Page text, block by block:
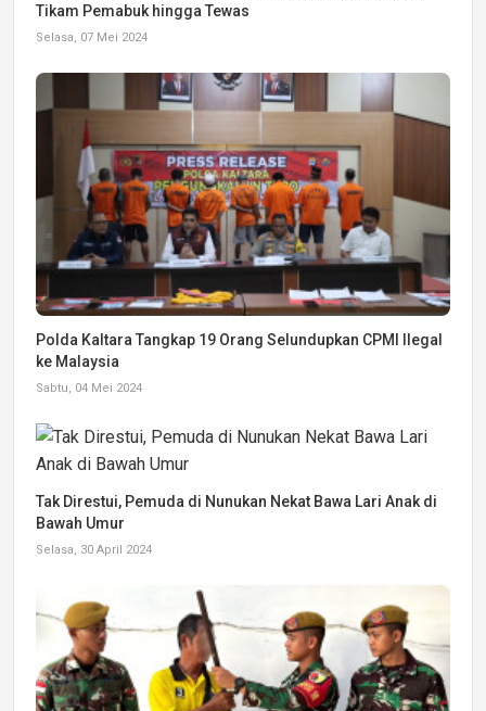
Tikam Pemabuk hingga Tewas
Selasa, 07 Mei 2024
Polda Kaltara Tangkap 19 Orang Selundupkan CPMI Ilegal
ke Malaysia
Sabtu, 04 Mei 2024
Tak Direstui, Pemuda di Nunukan Nekat Bawa Lari Anak di
Bawah Umur
Selasa, 30 April 2024